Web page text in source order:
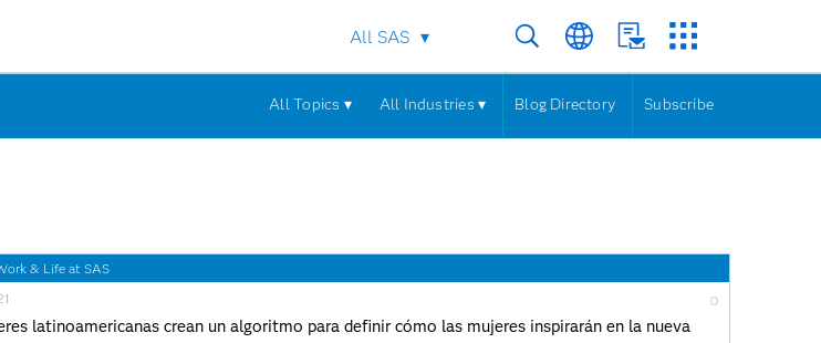
All SAS
All Topics ▾ All Industries ▾ Blog Directory Subscribe
& Life at SAS
0
latinoamericanas crean un algoritmo para definir cómo las mujeres inspirarán en la nueva